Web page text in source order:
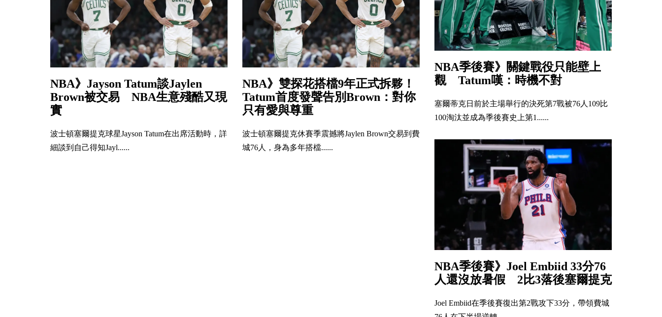
NBA》Jayson Tatum談Jaylen
Brown被交易 NBA生意殘酷又現
實
波士頓塞爾提克球星Jayson Tatum在出席活動時，詳
細談到自己得知Jayl......
NBA》雙探花搭檔9年正式拆夥！
Tatum首度發聲告別Brown：對你
只有愛與尊重
波士頓塞爾提克休賽季震撼將Jaylen Brown交易到費
城76人，身為多年搭檔......
NBA季後賽》關鍵戰役只能壁上
觀 Tatum嘆：時機不對
塞爾蒂克日前於主場舉行的決死第7戰被76人109比
100淘汰並成為季後賽史上第1......
NBA季後賽》Joel Embiid 33分76
人還沒放暑假 2比3落後塞爾提克
Joel Embiid在季後賽復出第2戰攻下33分，帶領費城